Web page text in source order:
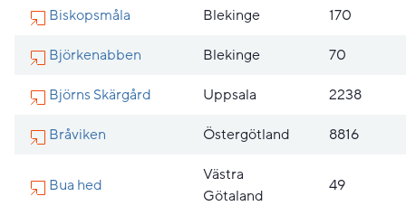
Biskopsmåla Blekinge 170
Björkenabben Blekinge 70
Björns Skärgård Uppsala 2238
Bråviken Östergötland 8816
Bua hed
Västra
Götaland
49